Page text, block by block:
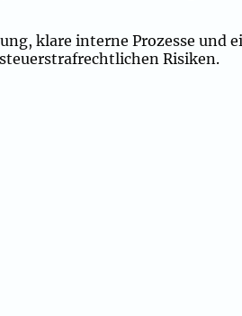
klare interne Prozesse und
Risiken.